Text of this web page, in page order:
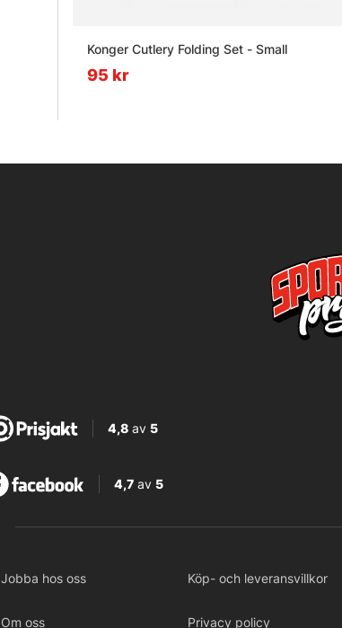
Konger Cutlery Folding Set - Small
95 kr
4,8 av5
4,7av 5
Jobba hos oss Köp- och leveransvillkor
Om oss Privacy policy